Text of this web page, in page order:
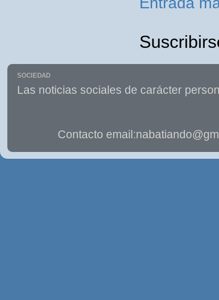
SOCIEDAD
Las noticias sociales de carácter
Contacto